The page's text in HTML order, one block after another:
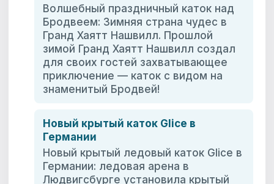
Волшебный праздничный каток над
Бродвеем: Зимняя страна чудес в
Гранд Хаятт Нашвилл. Прошлой
зимой Гранд Хаятт Нашвилл создал
для своих гостей захватывающее
приключение — каток с видом на
знаменитый Бродвей!
Новый крытый каток Glice в
Германии
Новый крытый ледовый каток Glice в
Германии: ледовая арена в
Людвигсбурге установила крытый